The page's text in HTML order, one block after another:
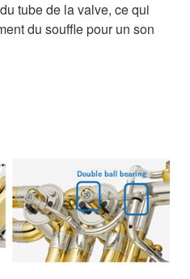
tube de la valve, ce qui
du souffle pour un son